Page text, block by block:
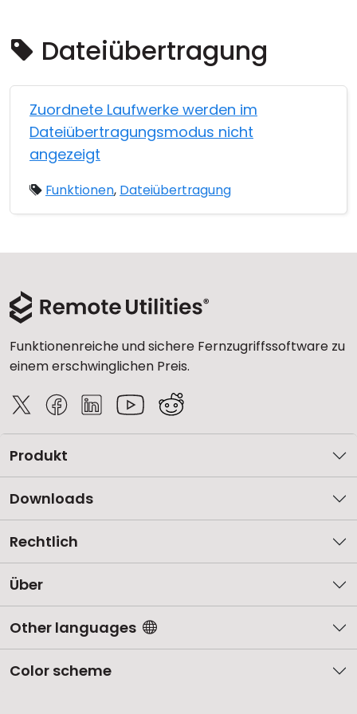
Dateiübertragung
Zuordnete Laufwerke werden im
Dateiübertragungsmodus nicht
angezeigt
Funktionen, Dateiübertragung
Funktionenreiche und sichere Fernzugriffssoftware zu
einem erschwinglichen Preis.
Produkt
Downloads
Rechtlich
Über
Other languages
Color scheme